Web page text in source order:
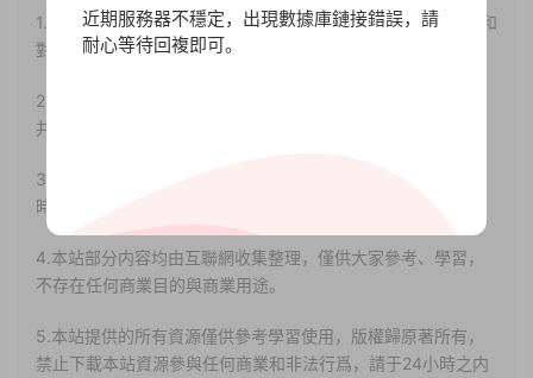
1.本站部分内容轉載自其它媒體，但并不代表本站贊同其觀點和
對其真實性負責。
2.若您需要商業運營或用于其他商業活動，請您購買正版授權
并合法使用。
3.如果本站有侵犯、不妥之處的資源，請聯系我們。将會第一
時間解決！
4.本站部分内容均由互聯網收集整理，僅供大家參考、學習，
不存在任何商業目的與商業用途。
5.本站提供的所有資源僅供參考學習使用，版權歸原著所有，
禁止下載本站資源參與任何商業和非法行爲，請于24小時之内
近期服務器不穩定，出現數據庫鏈接錯誤，請
耐心等待回複即可。